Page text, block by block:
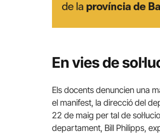
En vies de
Els docents denuncien una
el manifest, la direcció del
22 de maig per tal de
departament, Bill Philipps,